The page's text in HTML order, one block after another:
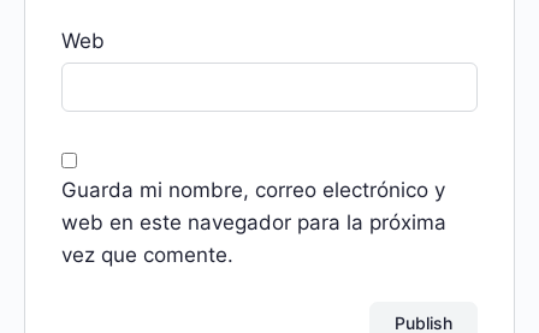
Web
Guarda mi nombre, correo electrónico y
web en este navegador para la próxima
vez que comente.